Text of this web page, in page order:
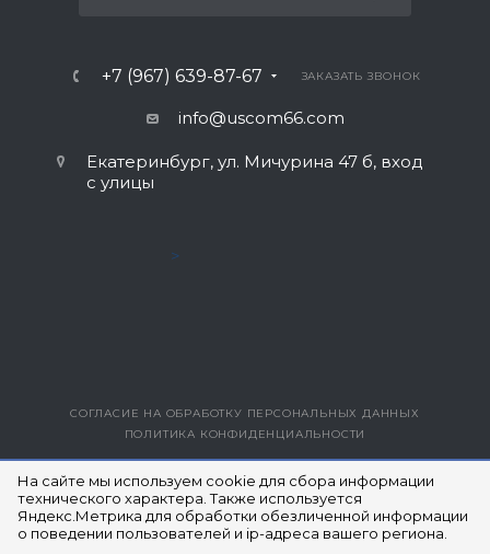
На сайте мы используем cookie для сбора информации
технического характера. Также используется
Яндекс.Метрика для обработки обезличенной информации
о поведении пользователей и ip-адреса вашего региона.
+7 (967) 639-87-67 ЗАКАЗАТЬ ЗВОНОК
info@uscom66.com
Екатеринбург, ул. Мичурина 47 б, вход
с улицы
>
ВЕРСИЯ ДЛЯ ПЕЧАТИ
СОГЛАСИЕ НА ОБРАБОТКУ ПЕРСОНАЛЬНЫХ ДАННЫХ
ПОЛИТИКА КОНФИДЕНЦИАЛЬНОСТИ
© 2014- 2026 ЮЭСКОМ